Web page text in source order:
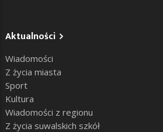
Aktualności
Wiadomości
Z życia miasta
Sport
Kultura
Wiadomości z regionu
Z życia suwalskich szkół